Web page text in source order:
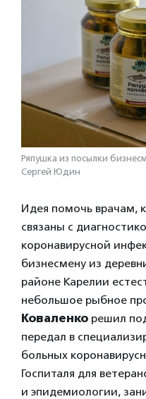
Ряпушка из посылки
Сергей Юдин
Идея помочь врачам,
связаны с
коронавирусной
бизнесмену из
районе Карелии
небольшое рыбное
Коваленко решил
передал в
больных
Госпиталя для
и эпидемиологии,